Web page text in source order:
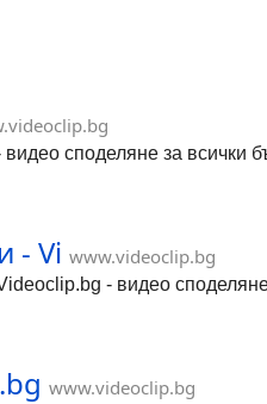
споделяне за всички
- Vi www.videoclip.bg
- видео
www.videoclip.bg